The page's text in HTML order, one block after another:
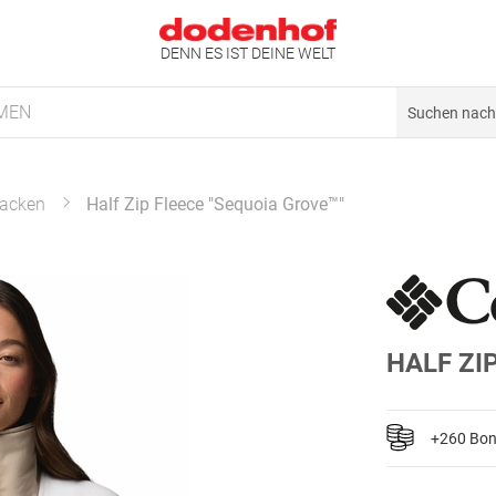
DENN ES IST DEINE WELT
Half Zip Fleece "Sequoia Grove™"
HALF
+260